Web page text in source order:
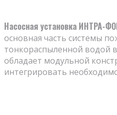
Насосная установка ИНТРА-
основная часть системы
тонкораспыленной водой
обладает модульной
интегрировать